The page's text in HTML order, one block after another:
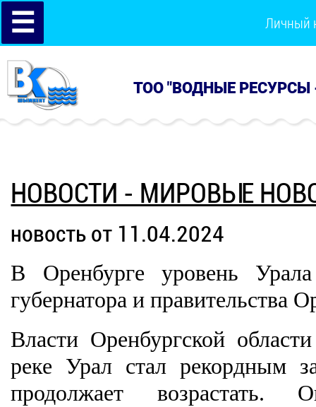
☰ Личный
ТОО "ВОДНЫЕ РЕСУРСЫ
НОВОСТИ - МИРОВЫЕ
новость от 11.04.2024
В Оренбурге уровень
губернатора и правительства
Власти Оренбургской
реке Урал стал рекордным
продолжает возрастать.